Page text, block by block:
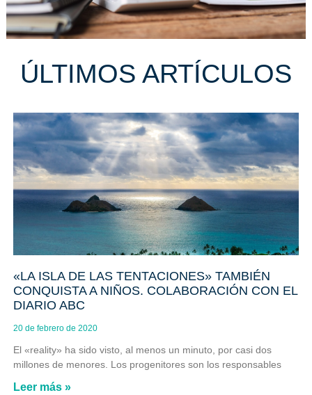
ÚLTIMOS ARTÍCULOS
«LA ISLA DE LAS TENTACIONES» TAMBIÉN
CONQUISTA A NIÑOS. COLABORACIÓN CON EL
DIARIO ABC
20 de febrero de 2020
El «reality» ha sido visto, al menos un minuto, por casi dos
millones de menores. Los progenitores son los responsables
Leer más »